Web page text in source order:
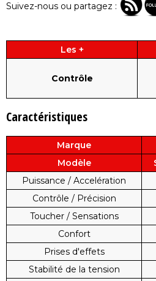
Suivez-nous ou partagez :
Les +
Contrôle
Caractéristiques
Marque
Modèle
Puissance / Accelération
Contrôle / Précision
Toucher / Sensations
Confort
Prises d'effets
Stabilité de la tension